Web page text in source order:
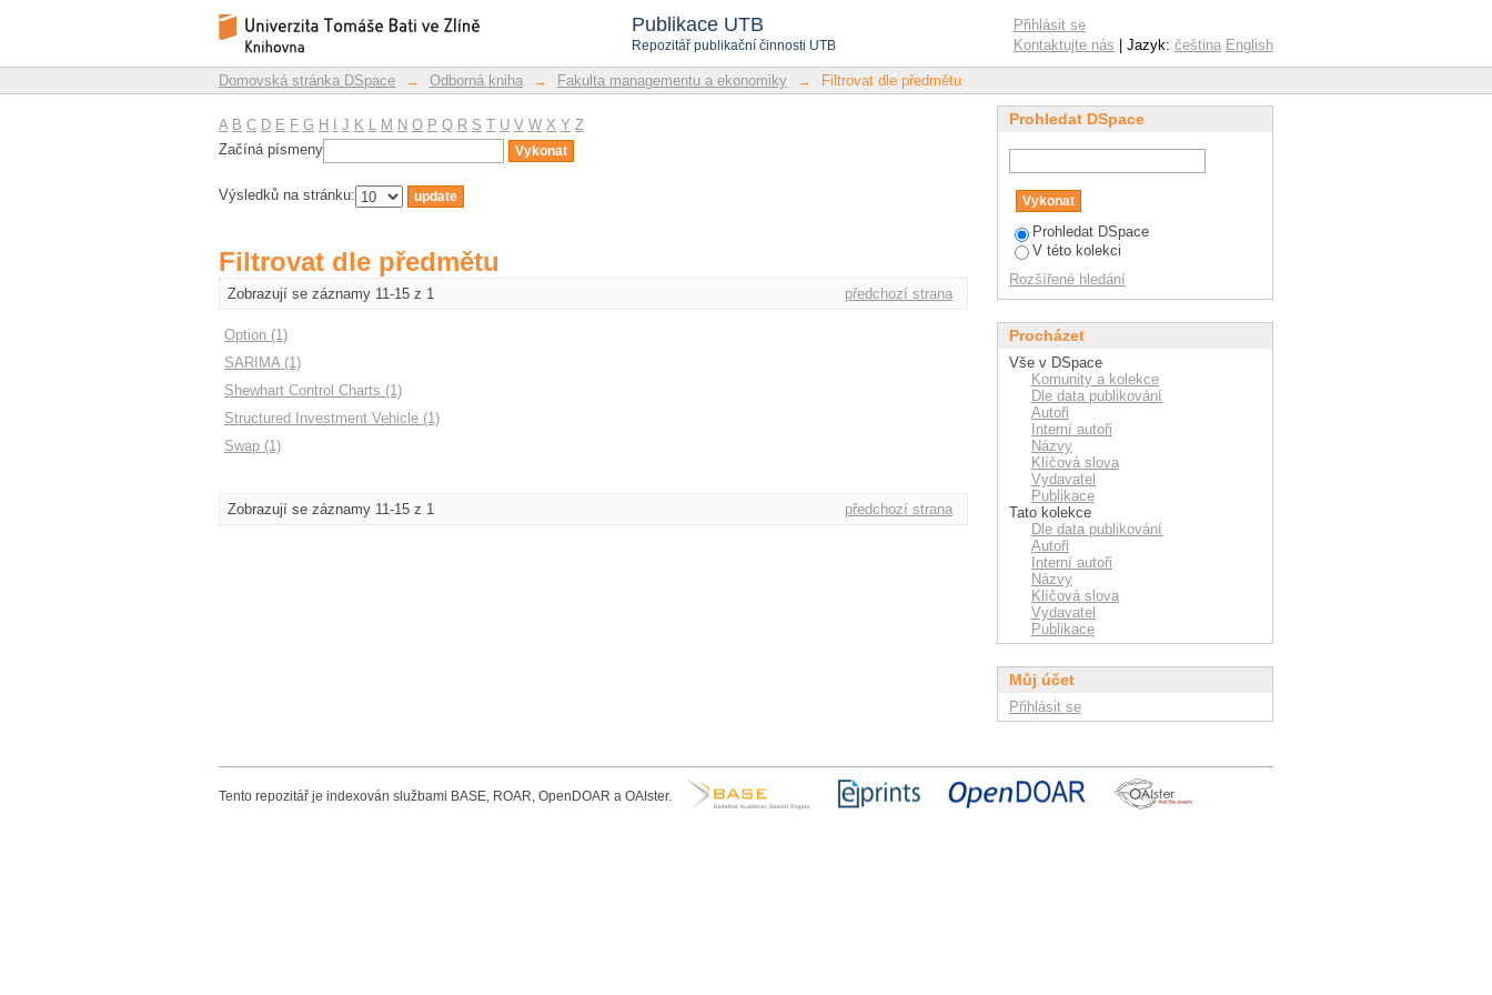
Publikace UTB
Repozitář publikační činnosti UTB
Filtrovat dle předmětu
Repozitář DSpace/Manakin
Přihlásit se
Kontaktujte nás | Jazyk: čeština English
Domovská stránka DSpace → Odborná kniha → Fakulta managementu a ekonomiky → Filtrovat dle předmětu
A B C D E F G H J K L M N O P Q R S T U V W X Y Z
Začíná písmeny
Výsledků na stránku:
Filtrovat dle předmětu
Zobrazují se záznamy 11-15 z 1 předchozí strana
Option (1)
SARIMA (1)
Shewhart Control Charts (1)
Structured Investment Vehicle (1)
Swap (1)
Zobrazují se záznamy 11-15 z 1 předchozí strana
Prohledat DSpace
Prohledat DSpace
V této kolekci
Rozšířené hledání
Procházet
Vše v DSpace
Komunity a kolekce
Dle data publikování
Autoři
Interní autoři
Názvy
Klíčová slova
Vydavatel
Publikace
Tato kolekce
Dle data publikování
Autoři
Interní autoři
Názvy
Klíčová slova
Vydavatel
Publikace
Můj účet
Přihlásit se
Tento repozitář je indexován službami BASE, ROAR, OpenDOAR a OAIster.